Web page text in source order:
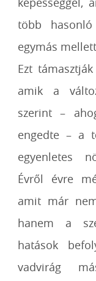
több
egymás
Ezt
amik a
szerint –
engedte – a
egyenletes
Évről évre
amit már
hanem a
hatások
vadvirág